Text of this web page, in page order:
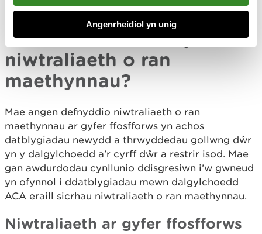
Angenrheidiol yn unig
sy'n mynd i afonydd mewn yr ACA.
Ble mae rhaid defnyddio
niwtraliaeth o ran
maethynnau?
Mae angen defnyddio niwtraliaeth o ran
maethynnau ar gyfer ffosfforws yn achos
datblygiadau newydd a thrwyddedau gollwng dŵr
yn y dalgylchoedd a'r cyrff dŵr a restrir isod. Mae
gan awdurdodau cynllunio ddisgresiwn i’w gwneud
yn ofynnol i ddatblygiadau mewn dalgylchoedd
ACA eraill sicrhau niwtraliaeth o ran maethynnau.
Niwtraliaeth ar gyfer ffosfforws